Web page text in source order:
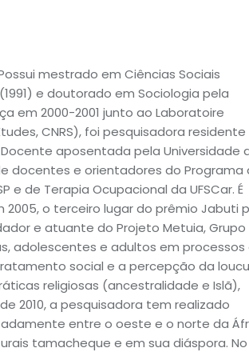
mestrado em Ciências Sociais
e doutorado em Sociologia pela
em 2000-2001 junto ao Laboratoire
CNRS), foi pesquisadora residente
aposentada pela Universidade
docentes e orientadores do Programa
de Terapia Ocupacional da UFSCar. É
o terceiro lugar do prêmio Jabuti
e atuante do Projeto Metuia, Grupo
adolescentes e adultos em processos
social e a percepção da
religiosas (ancestralidade e Islã),
2010, a pesquisadora tem realizado
entre o oeste e o norte da
tamacheque e em sua diáspora. No